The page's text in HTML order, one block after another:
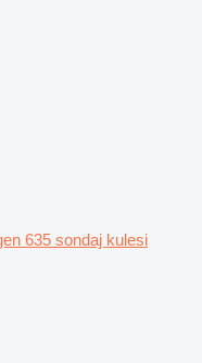
635 sondaj kulesi